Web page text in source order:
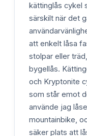
kättinglås cykel
särskilt när det
att enkelt låsa
stolpar eller
bygellås.
och Kryptonite
som står emot
använde jag
mountainbike,
säker plats att